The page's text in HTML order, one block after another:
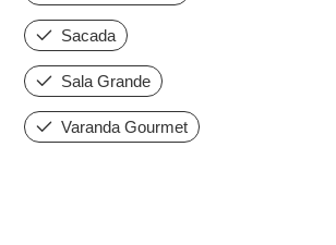
Sacada
Sala Grande
Varanda Gourmet